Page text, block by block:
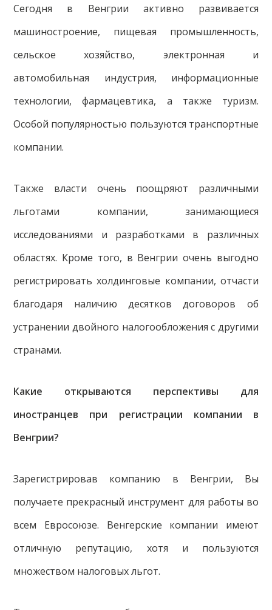
Сегодня в Венгрии активно развивается
машиностроение, пищевая промышленность,
сельское хозяйство, электронная и
автомобильная индустрия, информационные
технологии, фармацевтика, а также туризм.
Особой популярностью пользуются транспортные
компании.
Также власти очень поощряют различными
льготами компании, занимающиеся
исследованиями и разработками в различных
областях. Кроме того, в Венгрии очень выгодно
регистрировать холдинговые компании, отчасти
благодаря наличию десятков договоров об
устранении двойного налогообложения с другими
странами.
Какие открываются перспективы для
иностранцев при регистрации компании в
Венгрии?
Зарегистрировав компанию в Венгрии, Вы
получаете прекрасный инструмент для работы во
всем Евросоюзе. Венгерские компании имеют
отличную репутацию, хотя и пользуются
множеством налоговых льгот.